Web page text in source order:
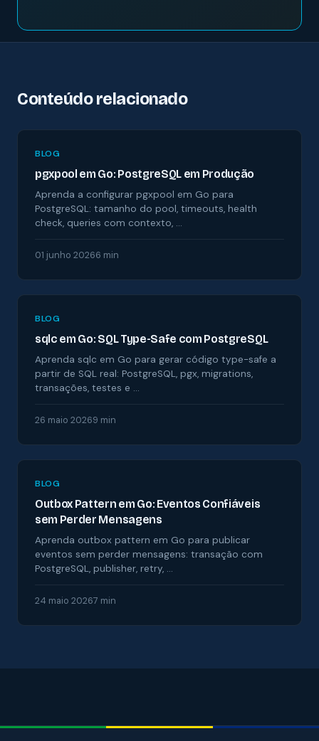
Conteúdo relacionado
BLOG
pgxpool em Go: PostgreSQL em Produção
Aprenda a configurar pgxpool em Go para
PostgreSQL: tamanho do pool, timeouts, health
check, queries com contexto, …
01 junho 20266 min
BLOG
sqlc em Go: SQL Type-Safe com PostgreSQL
Aprenda sqlc em Go para gerar código type-safe a
partir de SQL real: PostgreSQL, pgx, migrations,
transações, testes e …
26 maio 20269 min
BLOG
Outbox Pattern em Go: Eventos Confiáveis
sem Perder Mensagens
Aprenda outbox pattern em Go para publicar
eventos sem perder mensagens: transação com
PostgreSQL, publisher, retry, …
24 maio 20267 min